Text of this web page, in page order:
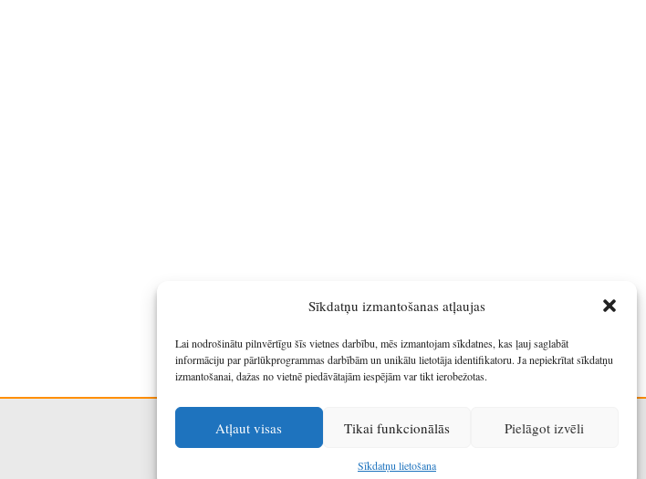
Sīkdatņu izmantošanas atļaujas
Lai nodrošinātu pilnvērtīgu šīs vietnes darbību, mēs izmantojam sīkdatnes, kas ļauj saglabāt
informāciju par pārlūkprogrammas darbībām un unikālu lietotāja identifikatoru. Ja nepiekrītat sīkdatņu
izmantošanai, dažas no vietnē piedāvātajām iespējām var tikt ierobežotas.
Atļaut visas Tikai funkcionālās Pielāgot izvēli
Sīkdatņu lietošana